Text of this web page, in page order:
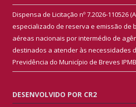
Dispensa de Licitação nº 7.2026-110526
especializado de reserva e emissão de
aéreas nacionais por intermédio de
destinados a atender às necessidades
Previdência do Município de Breves
DESENVOLVIDO POR CR2